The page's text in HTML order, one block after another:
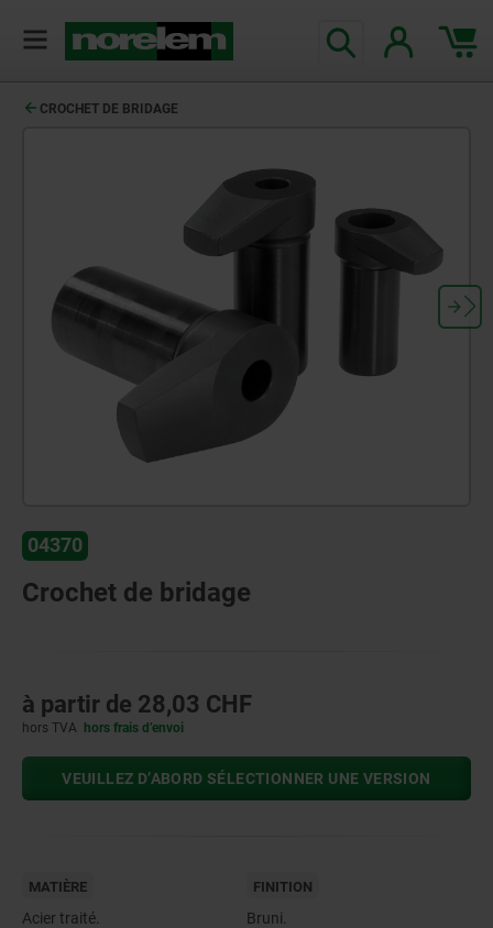
CROCHET DE BRIDAGE
04370
Crochet de bridage
à partir de 28,03 CHF
hors TVA hors frais d’envoi
VEUILLEZ D’ABORD SÉLECTIONNER UNE VERSION
MATIÈRE
Acier traité.
FINITION
Bruni.